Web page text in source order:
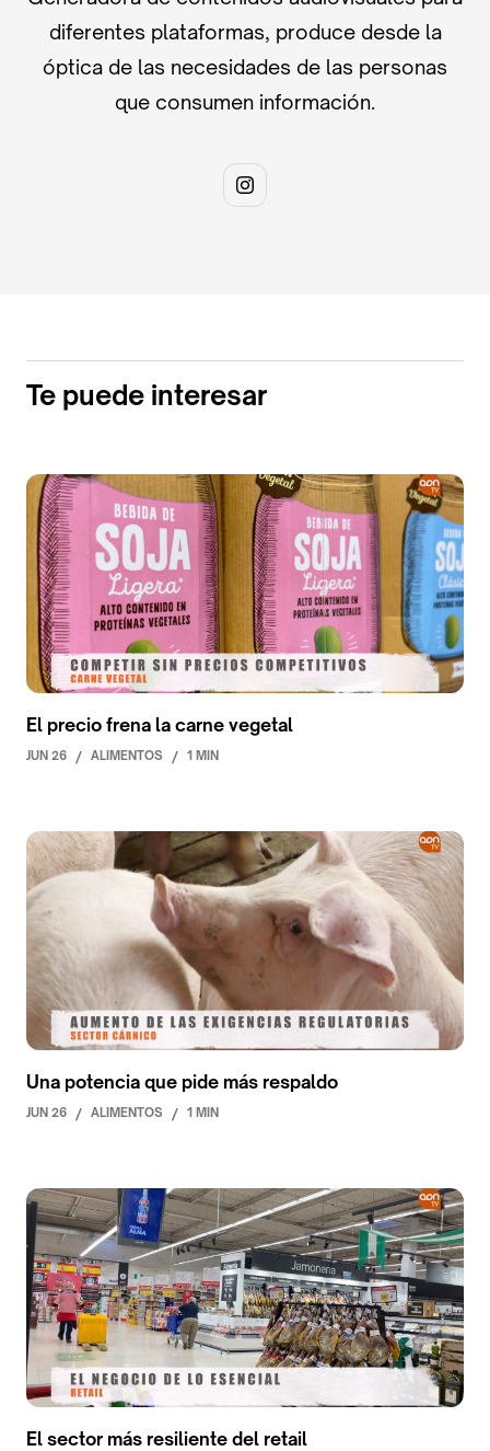
diferentes plataformas, produce desde la
óptica de las necesidades de las personas
que consumen información.
Te puede interesar
El precio frena la carne vegetal
JUN 26 / ALIMENTOS / 1 MIN
Una potencia que pide más respaldo
JUN 26 / ALIMENTOS / 1 MIN
El sector más resiliente del retail